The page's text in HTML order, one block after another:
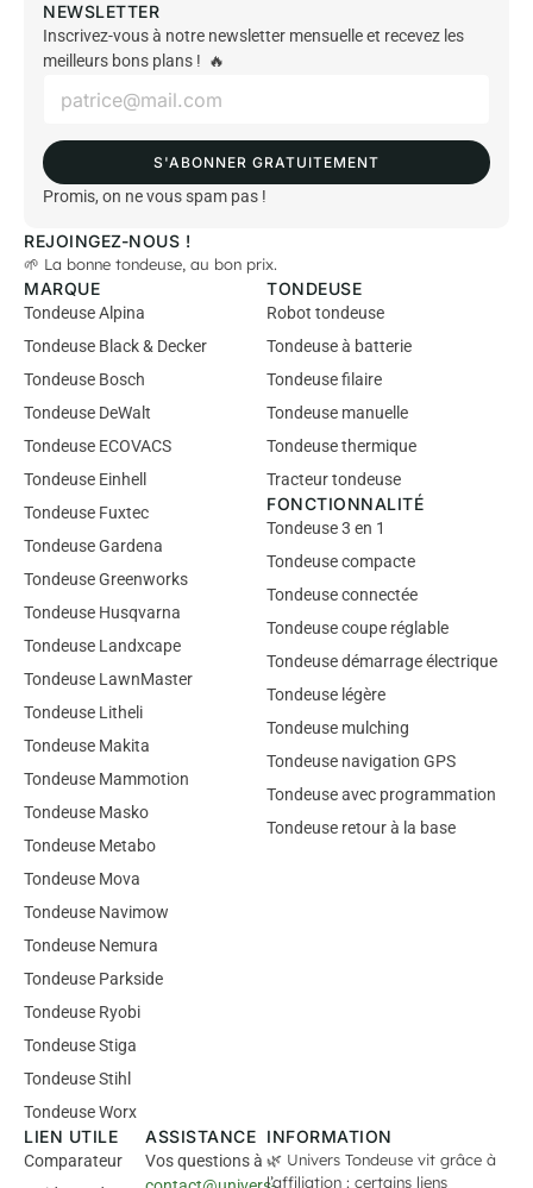
NEWSLETTER
Inscrivez-vous à notre newsletter mensuelle et recevez les
meilleurs bons plans ! 🔥
i
l
*
S'ABONNER GRATUITEMENT
Promis, on ne vous spam pas !
REJOINGEZ-NOUS !
🌱 La bonne tondeuse, au bon prix.
MARQUE
Tondeuse Alpina
Tondeuse Black & Decker
Tondeuse Bosch
Tondeuse DeWalt
Tondeuse ECOVACS
Tondeuse Einhell
Tondeuse Fuxtec
Tondeuse Gardena
Tondeuse Greenworks
Tondeuse Husqvarna
Tondeuse Landxcape
Tondeuse LawnMaster
Tondeuse Litheli
Tondeuse Makita
Tondeuse Mammotion
Tondeuse Masko
Tondeuse Metabo
Tondeuse Mova
Tondeuse Navimow
Tondeuse Nemura
Tondeuse Parkside
Tondeuse Ryobi
Tondeuse Stiga
Tondeuse Stihl
Tondeuse Worx
TONDEUSE
Robot tondeuse
Tondeuse à batterie
Tondeuse filaire
Tondeuse manuelle
Tondeuse thermique
Tracteur tondeuse
FONCTIONNALITÉ
Tondeuse 3 en 1
Tondeuse compacte
Tondeuse connectée
Tondeuse coupe réglable
Tondeuse démarrage électrique
Tondeuse légère
Tondeuse mulching
Tondeuse navigation GPS
Tondeuse avec programmation
Tondeuse retour à la base
LIEN UTILE
Comparateur
ASSISTANCE
Vos questions à
INFORMATION
🌿 Univers Tondeuse vit grâce à
l’affiliation : certains liens